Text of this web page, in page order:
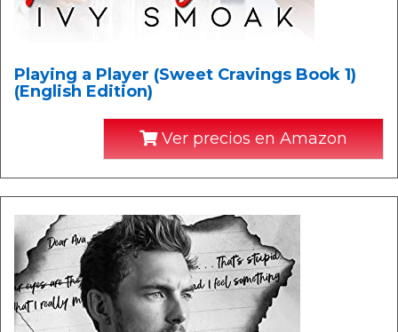
Playing a Player (Sweet Cravings Book 1)
(English Edition)
Ver precios en Amazon